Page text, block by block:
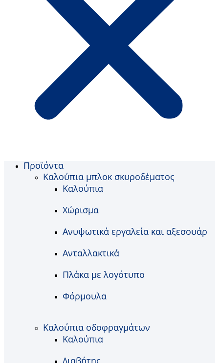
Προϊόντα
Καλούπια μπλοκ σκυροδέματος
Καλούπια
Χώρισμα
Ανυψωτικά εργαλεία και αξεσουάρ
Ανταλλακτικά
Πλάκα με λογότυπο
Φόρμουλα
Καλούπια οδοφραγμάτων
Καλούπια
Διαβήτης